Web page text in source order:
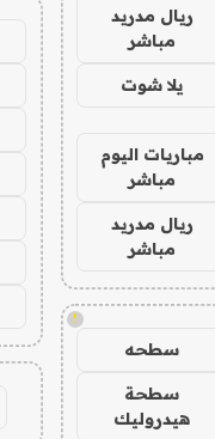
ريال مدريد
مباشر
يلا شوت
مباريات اليوم
مباشر
ريال مدريد
مباشر
!
سطحه
سطحة
هيدروليك